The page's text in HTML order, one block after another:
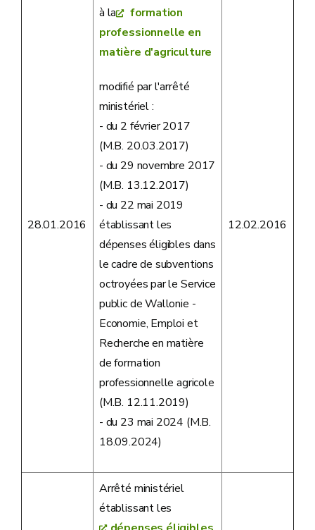
28.01.2016
à la
formation
professionnelle en
matière d'agriculture
modifié par l'arrêté
ministériel :
- du 2 février 2017
(M.B. 20.03.2017)
- du 29 novembre 2017
(M.B. 13.12.2017)
- du 22 mai 2019
établissant les
dépenses éligibles dans
le cadre de subventions
octroyées par le Service
public de Wallonie -
Economie, Emploi et
Recherche en matière
de formation
professionnelle agricole
(M.B. 12.11.2019)
- du 23 mai 2024 (M.B.
18.09.2024)
12.02.2016
Arrêté ministériel
établissant les